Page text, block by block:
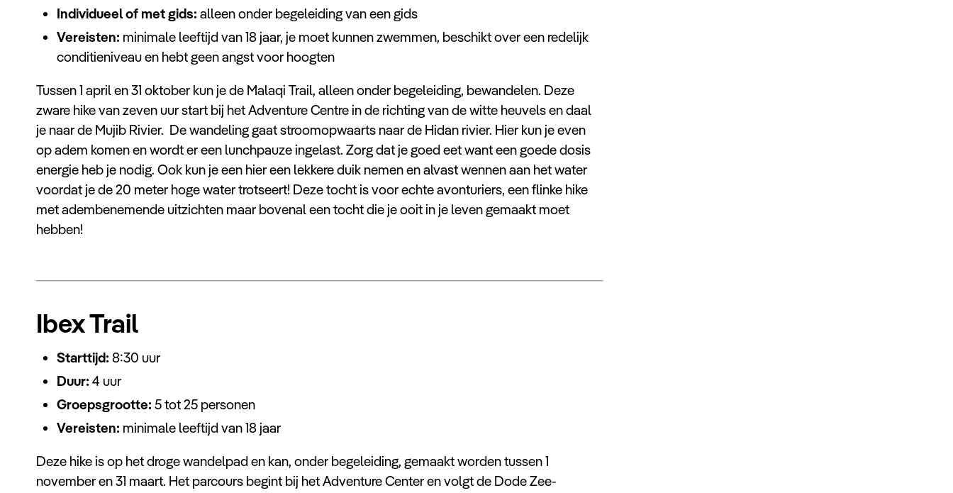
Individueel of met gids: alleen onder begeleiding van een gids
Vereisten: minimale leeftijd van 18 jaar, je moet kunnen zwemmen, beschikt over een redelijk
conditieniveau en hebt geen angst voor hoogten
Tussen 1 april en 31 oktober kun je de Malaqi Trail, alleen onder begeleiding, bewandelen. Deze
zware hike van zeven uur start bij het Adventure Centre in de richting van de witte heuvels en daal
je naar de Mujib Rivier. De wandeling gaat stroomopwaarts naar de Hidan rivier. Hier kun je even
op adem komen en wordt er een lunchpauze ingelast. Zorg dat je goed eet want een goede dosis
energie heb je nodig. Ook kun je een hier een lekkere duik nemen en alvast wennen aan het water
voordat je de 20 meter hoge water trotseert! Deze tocht is voor echte avonturiers, een flinke hike
met adembenemende uitzichten maar bovenal een tocht die je ooit in je leven gemaakt moet
hebben!
Ibex Trail
Starttijd: 8:30 uur
Duur: 4 uur
Groepsgrootte: 5 tot 25 personen
Vereisten: minimale leeftijd van 18 jaar
Deze hike is op het droge wandelpad en kan, onder begeleiding, gemaakt worden tussen 1
november en 31 maart. Het parcours begint bij het Adventure Center en volgt de Dode Zee-